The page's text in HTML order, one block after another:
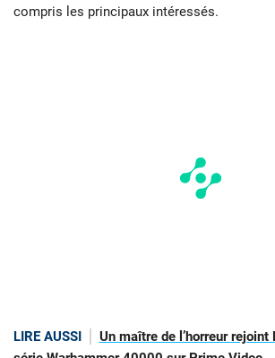
compris les principaux intéressés.
LIRE AUSSI
Un maître de l’horreur